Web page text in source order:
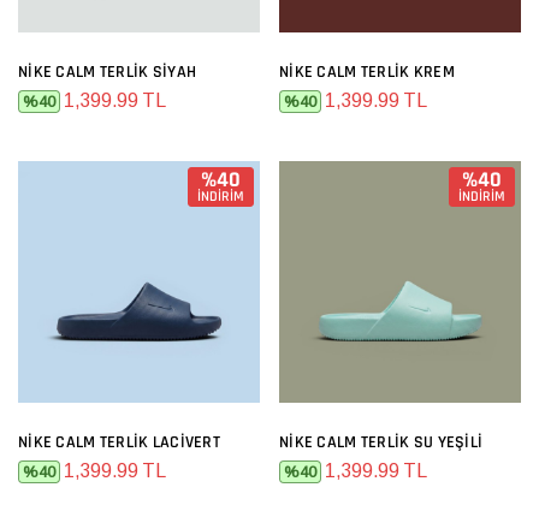
NIKE CALM TERLIK SIYAH
%40 1,399.99 TL
NIKE CALM TERLIK KREM
%40 1,399.99 TL
%40
İNDİRİM
NIKE CALM TERLIK LACIVERT
%40 1,399.99 TL
%40
İNDİRİM
NIKE CALM TERLIK SU YEŞILI
%40 1,399.99 TL